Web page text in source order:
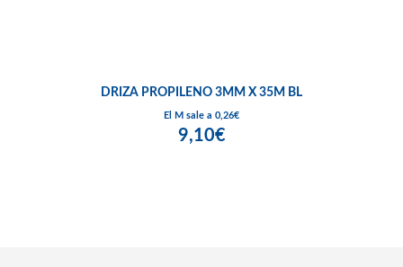
DRIZA PROPILENO 3MM X 35M BL
El M sale a 0,26€
9,10€